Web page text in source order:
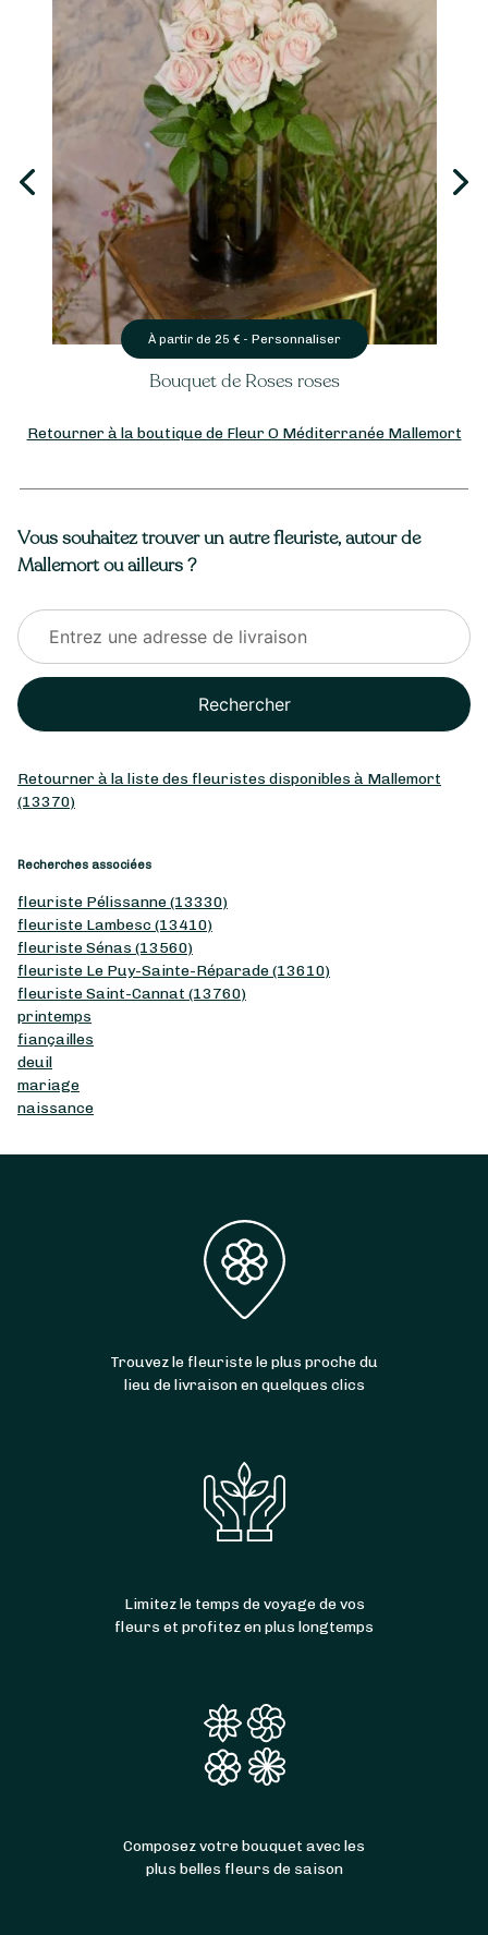
À partir de 25 € - Personnaliser
Bouquet de Roses roses
Retourner à la boutique de Fleur O Méditerranée Mallemort
Vous souhaitez trouver un autre fleuriste, autour de
Mallemort ou ailleurs ?
Rechercher
Retourner à la liste des fleuristes disponibles à Mallemort
(13370)
Recherches associées
fleuriste Pélissanne (13330)
fleuriste Lambesc (13410)
fleuriste Sénas (13560)
fleuriste Le Puy-Sainte-Réparade (13610)
fleuriste Saint-Cannat (13760)
printemps
fiançailles
deuil
mariage
naissance
Trouvez le fleuriste le plus proche du
lieu de livraison en quelques clics
Limitez le temps de voyage de vos
fleurs et profitez en plus longtemps
Composez votre bouquet avec les
plus belles fleurs de saison